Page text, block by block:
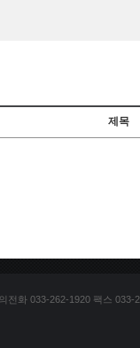
제목
전화 033-262-1920 팩스 033-